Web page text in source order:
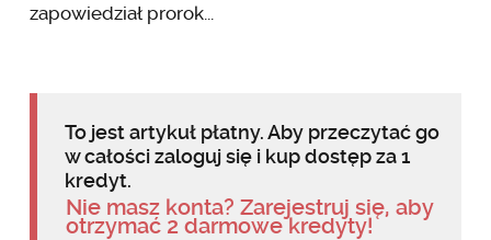
zapowiedział prorok...
To jest artykuł płatny. Aby przeczytać go
w całości zaloguj się i kup dostęp za 1
kredyt.
Nie masz konta? Zarejestruj się, aby
otrzymać 2 darmowe kredyty!